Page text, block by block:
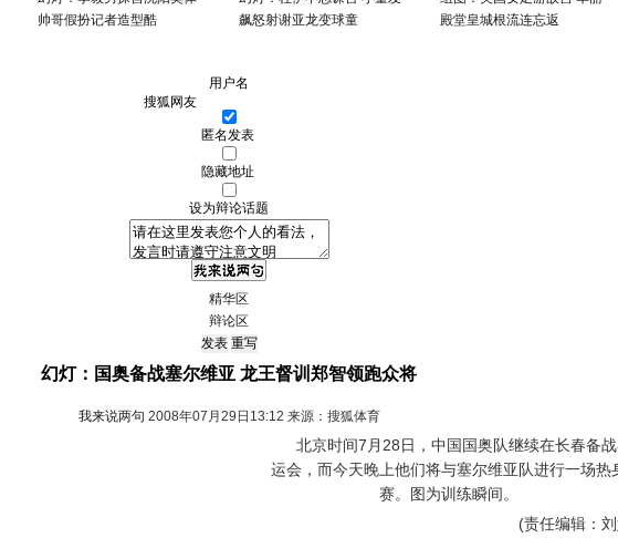
帅哥假扮记者造型酷
飙怒射谢亚龙变球童
殿堂皇城根流连忘返
用户名
匿名发表
隐藏地址
设为辩论话题
精华区
辩论区
幻灯：国奥备战塞尔维亚 龙王督训郑智领跑众将
我来说两句 2008年07月29日13:12 来源：搜狐体育
北京时间7月28日，中国国奥队继续在长春备
运会，而今天晚上他们将与塞尔维亚队进行一场热
赛。图为训练瞬间。
(责任编辑：